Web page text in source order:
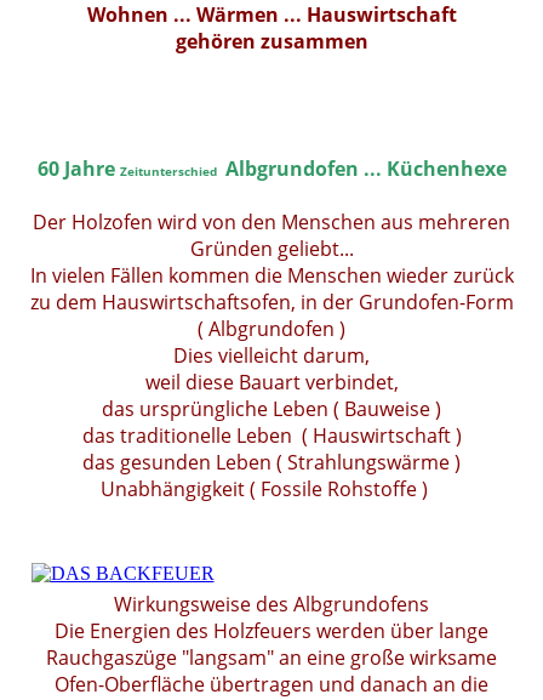
Wohnen ... Wärmen ... Hauswirtschaft
gehören zusammen
60 Jahre Zeitunterschied Albgrundofen ... Küchenhexe
Der Holzofen wird von den Menschen aus mehreren
Gründen geliebt...
In vielen Fällen kommen die Menschen wieder zurück
zu dem Hauswirtschaftsofen, in der Grundofen-Form
( Albgrundofen )
Dies vielleicht darum,
weil diese Bauart verbindet,
das ursprüngliche Leben ( Bauweise )
das traditionelle Leben ( Hauswirtschaft )
das gesunden Leben ( Strahlungswärme )
Unabhängigkeit ( Fossile Rohstoffe )
Wirkungsweise des Albgrundofens
Die Energien des Holzfeuers werden über lange
Rauchgaszüge "langsam" an eine große wirksame
Ofen-Oberfläche übertragen und danach an die